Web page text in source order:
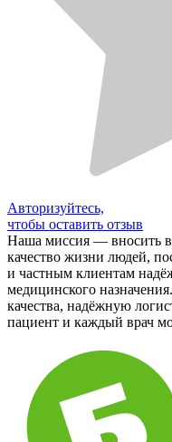
Авторизуйтесь,
чтобы оставить отзыв
Наша миссия — вносить
качество жизни людей,
и частным клиентам
медицинского
качества, надёжную
пациент и каждый врач